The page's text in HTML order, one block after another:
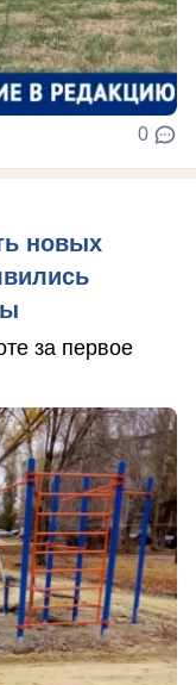
0
новых
за первое